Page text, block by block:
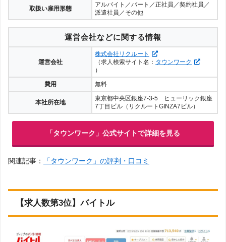
取扱い雇用形態
アルバイト／パート／正社員／契約社員／
派遣社員／その他
運営会社などに関する情報
運営会社
株式会社リクルート
（求人検索サイト名： タウンワーク
）
費用
無料
本社所在地
東京都中央区銀座7-3-5 ヒューリック銀座
7丁目ビル（リクルートGINZA7ビル）
「タウンワーク」公式サイトで詳細を見る
関連記事： 「タウンワーク」の評判・口コミ
【求人数第3位】バイトル